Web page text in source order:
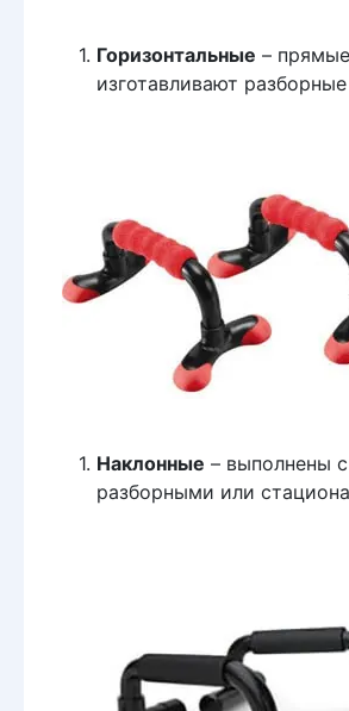
Горизонтальные –
изготавливают
Наклонные – выполнены
разборными или